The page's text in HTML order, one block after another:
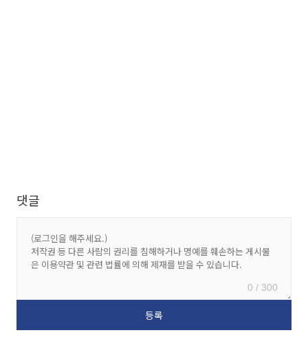
댓글
0 / 300